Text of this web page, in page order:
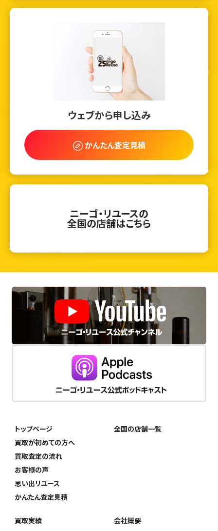
ウェブから申し込み
かんたん査定見積
ニーゴ・リユースの
全国の店舗はこちら
トップページ
買取が初めての方へ
買取査定の流れ
お客様の声
思い出リユース
かんたん査定見積
全国の店舗一覧
買取実績
会社概要